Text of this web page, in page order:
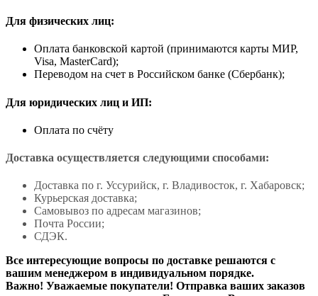
Для физических лиц:
Оплата банковской картой (принимаются карты МИР,
Visa, MasterCard);
Переводом на счет в Российском банке (Сбербанк);
Для юридических лиц и ИП:
Оплата по счёту
Доставка осуществляется следующими способами:
Доставка по г. Уссурийск, г. Владивосток, г. Хабаровск;
Курьерская доставка;
Самовывоз по адресам магазинов;
Почта России;
СДЭК.
Все интересующие вопросы по доставке решаются с
вашим менеджером в индивидуальном порядке.
Важно! Уважаемые покупатели! Отправка ваших заказов